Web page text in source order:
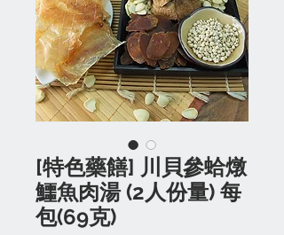
[特色藥饍] 川貝參蛤燉
鱷魚肉湯 (2人份量) 每
包(69克)